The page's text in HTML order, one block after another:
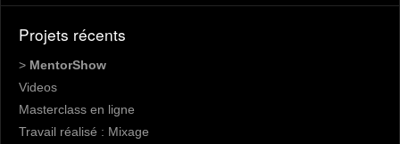
Projets récents
> MentorShow
Videos
Masterclass en ligne
Travail réalisé : Mixage